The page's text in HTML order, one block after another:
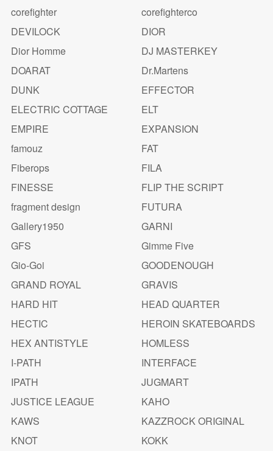
corefighter
corefighterco
DEVILOCK
DIOR
Dior Homme
DJ MASTERKEY
DOARAT
Dr.Martens
DUNK
EFFECTOR
ELECTRIC COTTAGE
ELT
EMPIRE
EXPANSION
famouz
FAT
Fiberops
FILA
FINESSE
FLIP THE SCRIPT
fragment design
FUTURA
Gallery1950
GARNI
GFS
Gimme Five
Gio-Goi
GOODENOUGH
GRAND ROYAL
GRAVIS
HARD HIT
HEAD QUARTER
HECTIC
HEROIN SKATEBOARDS
HEX ANTISTYLE
HOMLESS
I-PATH
INTERFACE
IPATH
JUGMART
JUSTICE LEAGUE
KAHO
KAWS
KAZZROCK ORIGINAL
KNOT
KOKK